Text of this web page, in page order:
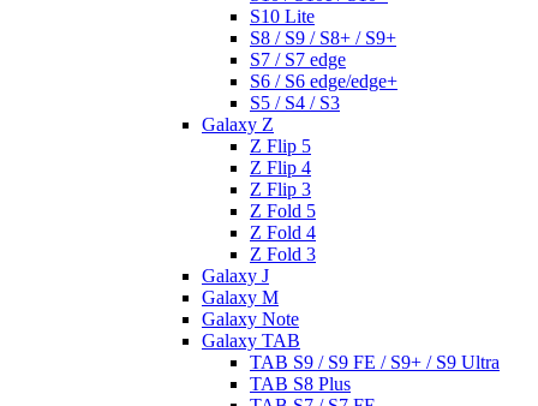
S10 Lite
S8 / S9 / S8+ / S9+
S7 / S7 edge
S6 / S6 edge/edge+
S5 / S4 / S3
Galaxy Z
Z Flip 5
Z Flip 4
Z Flip 3
Z Fold 5
Z Fold 4
Z Fold 3
Galaxy J
Galaxy M
Galaxy Note
Galaxy TAB
TAB S9 / S9 FE / S9+ / S9 Ultra
TAB S8 Plus